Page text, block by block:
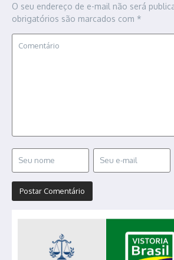
O seu endereço de e-mail não será
obrigatórios são marcados com *